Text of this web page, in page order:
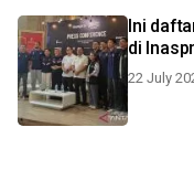
Ini
di
22 July